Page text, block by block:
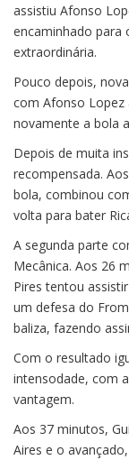
assistiu Afonso
encaminhado para
extraordinária.
Pouco depois,
com Afonso Lopez
novamente a bola
Depois de muita
recompensada.
bola, combinou
volta para bater
A segunda parte
Mecânica. Aos 26
Pires tentou
um defesa do
baliza, fazendo
Com o resultado
intensodade, com
vantagem.
Aos 37 minutos,
Aires e o